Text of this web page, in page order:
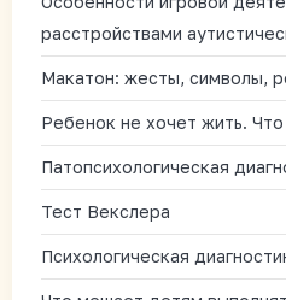
расстройствами
Макатон: жесты, символы,
Ребенок не хочет жить.
Патопсихологическая
Тест Векслера
Психологическая